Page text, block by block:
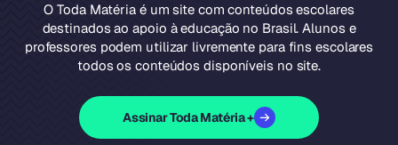
O Toda Matéria é um site com conteúdos escolares
destinados ao apoio à educação no Brasil. Alunos e
professores podem utilizar livremente para fins escolares
todos os conteúdos disponíveis no site.
Assinar Toda Matéria +